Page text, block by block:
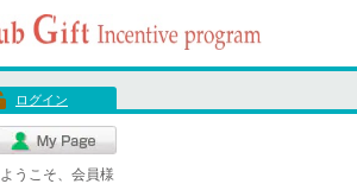
ログイン
ようこそ、会員様